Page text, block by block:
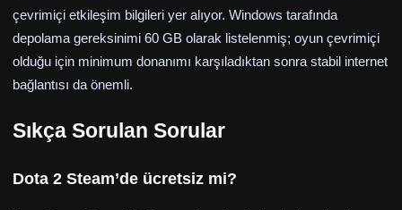
çevrimiçi etkileşim bilgileri yer alıyor. Windows tarafında
depolama gereksinimi 60 GB olarak listelenmiş; oyun çevrimiçi
olduğu için minimum donanımı karşıladıktan sonra stabil internet
bağlantısı da önemli.
Sıkça Sorulan Sorular
Dota 2 Steam’de ücretsiz mi?